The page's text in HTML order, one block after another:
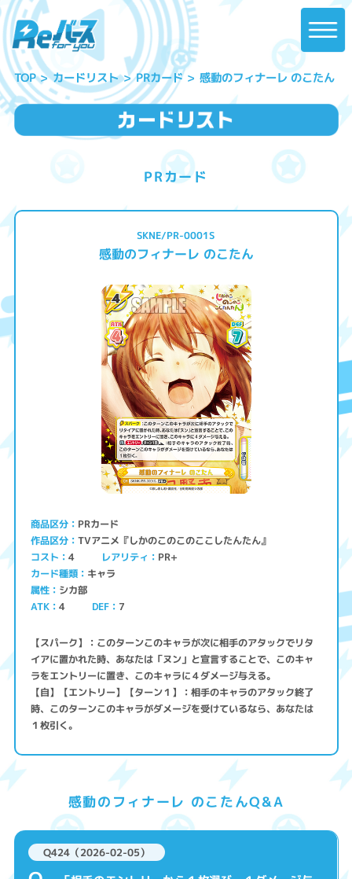
TOP カードリスト PRカード 感動のフィナーレ のこたん
PRカード
SKNE/PR-0001S
感動のフィナーレ のこたん
商品区分 PRカード
作品区分 TVアニメ『しかのこのこのここしたんたん』
コスト 4 レアリティ PR+
カード種類 キャラ
属性 シカ部
ATK 4 DEF 7
【スパーク】：このターンこのキャラが次に相手のアタックでリタ
イアに置かれた時、あなたは「ヌン」と宣言することで、このキャ
ラをエントリーに置き、このキャラに４ダメージ与える。
【自】【エントリー】【ターン１】：相手のキャラのアタック終了
時、このターンこのキャラがダメージを受けているなら、あなたは
１枚引く。
感動のフィナーレ のこたんQ&A
Q424（2026-02-05）